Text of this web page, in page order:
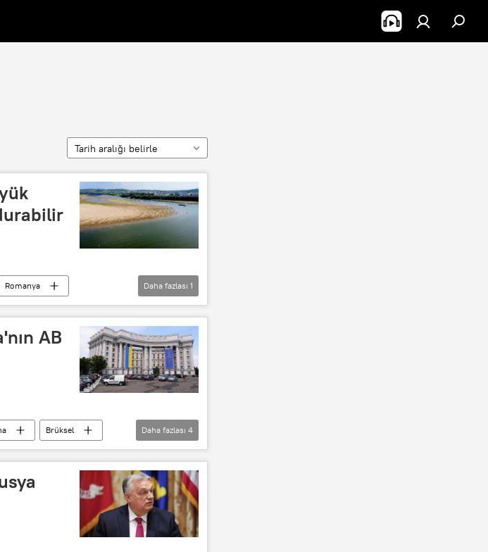
Tarih aralığı belirle
Romanya
Daha fazlası 1
AB
Brüksel
Daha fazlası 4